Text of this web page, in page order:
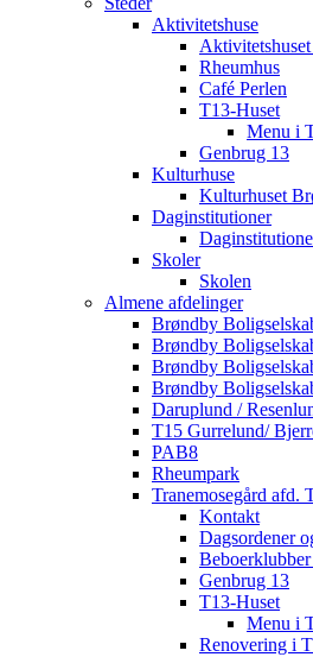
Aktivitetshuse
Rheumhus
Café Perlen
T13-Huset
Menu i
Genbrug 13
Kulturhuse
Kulturhuset
Daginstitutioner
Skoler
Skolen
Almene afdelinger
Brøndby
Brøndby
Brøndby
Brøndby
Daruplund /
T15 Gurrelund/
PAB8
Rheumpark
Tranemosegård afd.
Kontakt
Dagsordener
Genbrug 13
T13-Huset
Menu i
Renovering i